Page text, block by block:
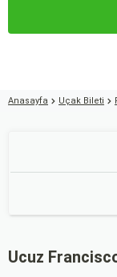
Anasayfa Uçak Bileti
Ucuz